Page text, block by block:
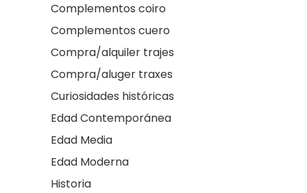
Complementos coiro
Complementos cuero
Compra/alquiler trajes
Compra/aluger traxes
Curiosidades históricas
Edad Contemporánea
Edad Media
Edad Moderna
Historia